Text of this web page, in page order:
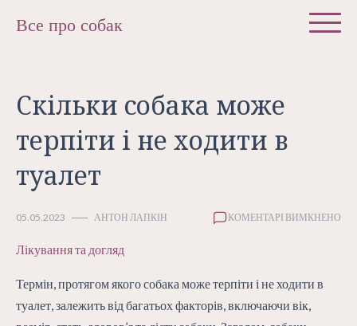
Все про собак
Скільки собака може
терпіти і не ходити в
туалет
05.05.2023 АНТОН ЛАПКІН КОМЕНТАРІ ВИМКНЕНО
Лікування та догляд
Термін, протягом якого собака може терпіти і не ходити в
туалет, залежить від багатьох факторів, включаючи вік,